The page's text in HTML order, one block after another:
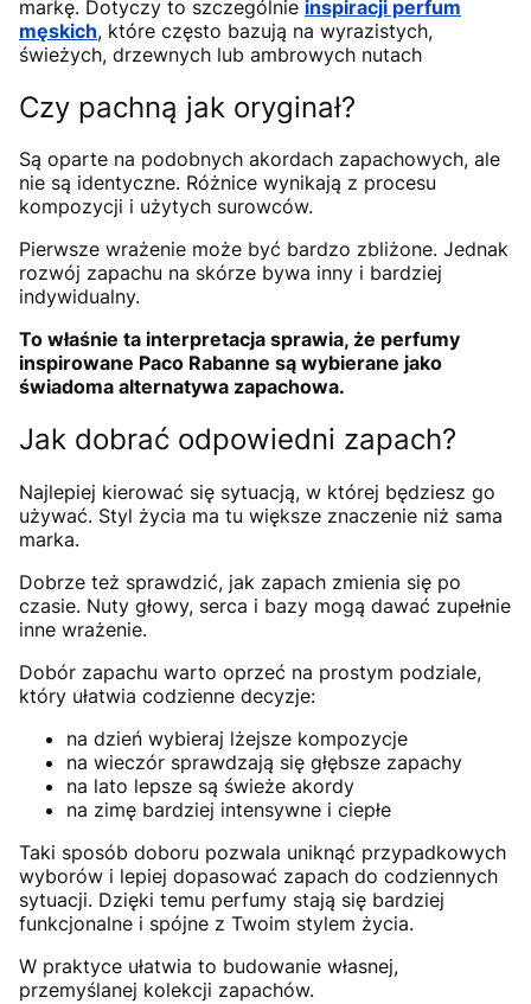
markę. Dotyczy to szczególnie inspiracji perfum
męskich, które często bazują na wyrazistych,
świeżych, drzewnych lub ambrowych nutach
Czy pachną jak oryginał?
Są oparte na podobnych akordach zapachowych, ale
nie są identyczne. Różnice wynikają z procesu
kompozycji i użytych surowców.
Pierwsze wrażenie może być bardzo zbliżone. Jednak
rozwój zapachu na skórze bywa inny i bardziej
indywidualny.
To właśnie ta interpretacja sprawia, że perfumy
inspirowane Paco Rabanne są wybierane jako
świadoma alternatywa zapachowa.
Jak dobrać odpowiedni zapach?
Najlepiej kierować się sytuacją, w której będziesz go
używać. Styl życia ma tu większe znaczenie niż sama
marka.
Dobrze też sprawdzić, jak zapach zmienia się po
czasie. Nuty głowy, serca i bazy mogą dawać zupełnie
inne wrażenie.
Dobór zapachu warto oprzeć na prostym podziale,
który ułatwia codzienne decyzje:
na dzień wybieraj lżejsze kompozycje
na wieczór sprawdzają się głębsze zapachy
na lato lepsze są świeże akordy
na zimę bardziej intensywne i ciepłe
Taki sposób doboru pozwala uniknąć przypadkowych
wyborów i lepiej dopasować zapach do codziennych
sytuacji. Dzięki temu perfumy stają się bardziej
funkcjonalne i spójne z Twoim stylem życia.
W praktyce ułatwia to budowanie własnej,
przemyślanej kolekcji zapachów.